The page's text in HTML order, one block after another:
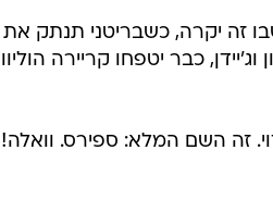
בריטני ספירס /
GettyImages
אל תהיו. מדובר בהצהרה
"חשבתי על זה. כרגע זה